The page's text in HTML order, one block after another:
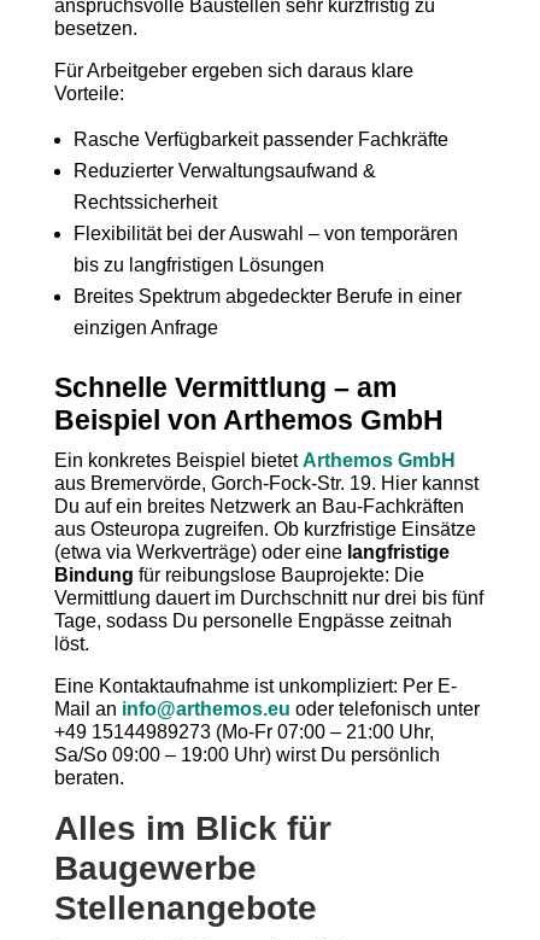
anspruchsvolle Baustellen sehr kurzfristig zu
besetzen.
Für Arbeitgeber ergeben sich daraus klare
Vorteile:
Rasche Verfügbarkeit passender Fachkräfte
Reduzierter Verwaltungsaufwand &
Rechtssicherheit
Flexibilität bei der Auswahl – von temporären
bis zu langfristigen Lösungen
Breites Spektrum abgedeckter Berufe in einer
einzigen Anfrage
Schnelle Vermittlung – am
Beispiel von Arthemos GmbH
Ein konkretes Beispiel bietetArthemos GmbH
aus Bremervörde, Gorch-Fock-Str. 19. Hier kannst
Du auf ein breites Netzwerk an Bau-Fachkräften
aus Osteuropa zugreifen. Ob kurzfristige Einsätze
(etwa via Werkverträge) oder eine langfristige
Bindung für reibungslose Bauprojekte: Die
Vermittlung dauert im Durchschnitt nur drei bis fünf
Tage, sodass Du personelle Engpässe zeitnah
löst.
Eine Kontaktaufnahme ist unkompliziert: Per E-
Mail an info@arthemos.eu oder telefonisch unter
+49 15144989273 (Mo-Fr 07:00 – 21:00 Uhr,
Sa/So 09:00 – 19:00 Uhr) wirst Du persönlich
beraten.
Alles im Blick für
Baugewerbe
Stellenangebote